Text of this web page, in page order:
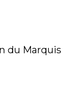
du Marquis